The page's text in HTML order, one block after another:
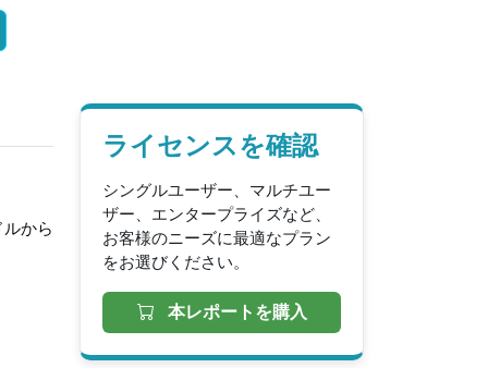
から
ライセンスを確認
シングルユーザー、マルチユー
ザー、エンタープライズなど、
お客様のニーズに最適なプラン
をお選びください。
本レポートを購入